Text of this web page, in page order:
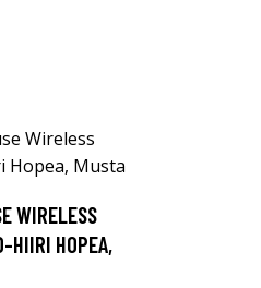
WIRELESS
HIIRI HOPEA,